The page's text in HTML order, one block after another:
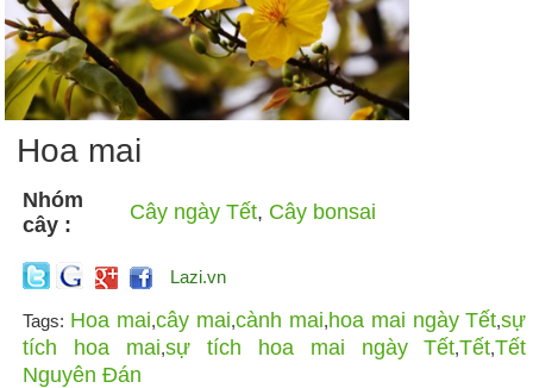
Hoa mai
Nhóm
cây :
Cây ngày Tết, Cây bonsai
Lazi.vn
Tags: Hoa mai,cây mai,cành mai,hoa mai ngày Tết,sự
tích hoa mai,sự tích hoa mai ngày Tết,Tết,Tết
Nguyên Đán